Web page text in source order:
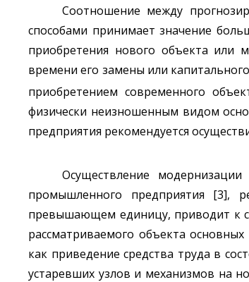
Соотношение между
способами принимает значение
приобретения нового объекта или
времени его замены или
приобретением современного
физически неизношенным видом
предприятия рекомендуется
Осуществление
промышленного предприятия [3],
превышающем единицу, приводит к
рассматриваемого объекта
как приведение средства труда в
устаревших узлов и механизмов на